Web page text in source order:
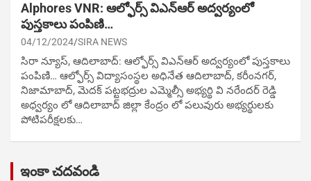
Alphores VNR: ఆల్ఫోర్స్ విఎన్ఆర్ అద్వర్యంలో
పుస్తకాలు పంపిణి…
04/12/2024 SIRA NEWS
సిరా న్యూస్, ఆదిలాబాద్: ఆల్ఫోర్స్ విఎన్ఆర్ అద్వర్యంలో పుస్తకాలు
పంపిణి… ఆల్ఫోర్స్ విద్యాసంస్థల అధినేత ఆదిలాబాద్, కరీంనగర్,
నిజామాబాద్, మెదక్ పట్టభద్రుల ఎమ్మెల్సీ అభ్యర్థి వి నరేందర్ రెడ్డి
అధ్వర్యం లో ఆదిలాబాద్ జిల్లా కేంద్రం లో పలువురు అభ్యర్థులకు
పోటిప‌రీక్ష‌ల‌కు…
ఇంకా చదవండి